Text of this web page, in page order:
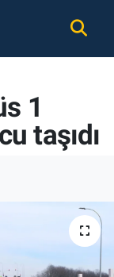
1
taşıdı